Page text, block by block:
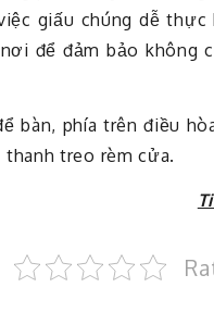
giấu chúng dễ thực
để đảm bảo không
bàn, phía trên điều
treo rèm cửa.